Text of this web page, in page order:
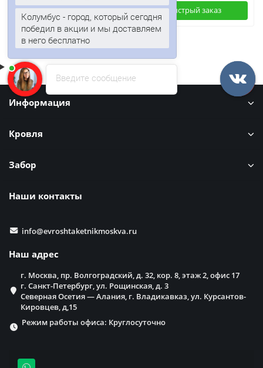
Быстрый заказ Быстрый заказ
Информация
Кровля
Забор
Наши контакты
info@evroshtaketnikmoskva.ru
Наш адрес
г. Москва, пр. Волгоградский, д. 32, кор. 8, этаж 2, офис 17
г. Санкт-Петербург, ул. Рощинская, д. 3
Северная Осетия — Алания, г. Владикавказ, ул. Курсантов-
Кировцев, д,15
Режим работы офиса: Круглосуточно
Введите сообщение
Колумбус - город, который сегодня
победил в акции и мы доставляем
в него бесплатно